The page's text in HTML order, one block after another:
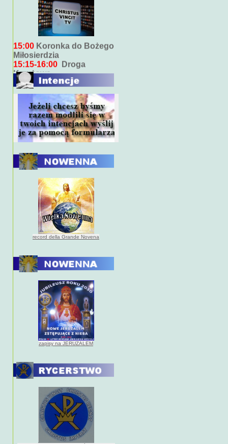
Bieżący program transmisji
bezpośrednich ( na żywo)
Msza święta
Koronka do Bożego
Miłosierdzia
15:15-16:00
Krzyżowa
18:00
Nabożeństwo
wieczorne z kazaniem
10:00 Niedzielna Msza
święta w miarę możliwości
ks. Piotra
record della Grande Novena
zapisy na JERUZALEM